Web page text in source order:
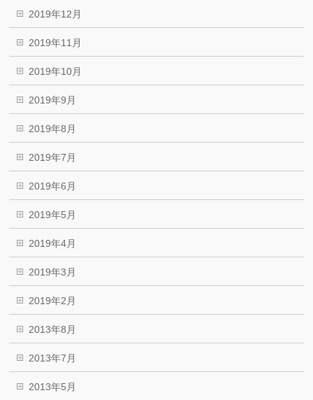
2019年12月
2019年11月
2019年10月
2019年9月
2019年8月
2019年7月
2019年6月
2019年5月
2019年4月
2019年3月
2019年2月
2013年8月
2013年7月
2013年5月